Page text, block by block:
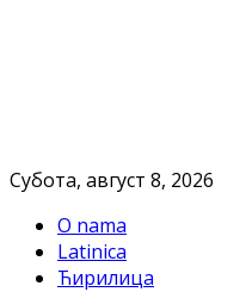
Субота, август 8, 2026
O nama
Latinica
Ћирилица